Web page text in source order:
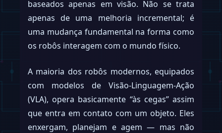
baseados apenas em visão. Não se trata
apenas de uma melhoria incremental; é
uma mudança fundamental na forma como
os robôs interagem com o mundo físico.
A maioria dos robôs modernos, equipados
com modelos de Visão-Linguagem-Ação
(VLA), opera basicamente “às cegas” assim
que entra em contato com um objeto. Eles
enxergam, planejam e agem — mas não